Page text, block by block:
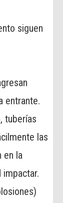
siguen
entrante.
tuberías
las
en la
impactar.